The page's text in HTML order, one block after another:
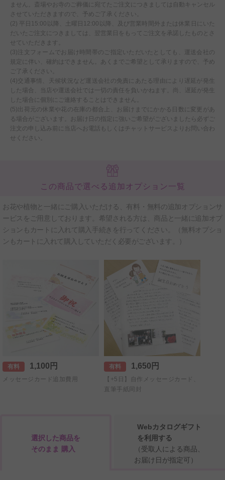
ません。斎場やお寺のご葬儀に宛てたご注文につきましては自動キャンセル
させていただきますので、予めご了承ください。
(2) 平日15:00以降、土曜日12:00以降、及び営業時間外または休業日にいた
だいたご注文につきましては、翌営業日をもってご注文を承諾したものとさ
せていただきます。
(3)注文フォームでお届け時間帯のご指定いただいたとしても、運送会社の
規定に伴い、確約はできません。あくまでご希望として承りますので、予め
ご了承ください。
(4)交通事情、天候状況など運送会社の免責にあたる理由により遅延が発生
した場合、当店や運送会社では一切の責任を負いかねます。尚、遅延が発生
した場合に個別にご連絡することはできません。
(5)出荷元の休業や花の在庫の都合上、お届けまでにかかる日数に変更があ
る場合がございます。お届け日の指定に強いご希望がございましたら必ずご
注文の申し込み前に当店へお電話もしくはチャットサービスよりお問い合わ
せください。
この商品で選べる追加オプション一覧
お花や植物と一緒にご購入いただける、有料・無料の追加オプションサ
ービスをご用意しております。希望される方は、商品と一緒に追加オプ
ションもカートに入れて購入手続きを行ってください。（無料オプショ
ンもカートに入れて購入していただく必要がございます。）
有料 1,100円
メッセージカード追加費用
有料 1,650円
【+5日】自作メッセージカード、
直筆手紙同封
選択した商品を
そのまま 購入
Webカタログギフト
を利用する
（受取人による商品、
お届け日が指定可）